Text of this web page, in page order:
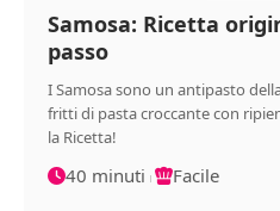
Samosa: Ricetta
passo
I Samosa sono un antipasto
fritti di pasta croccante con
la Ricetta!
40 minuti Facile